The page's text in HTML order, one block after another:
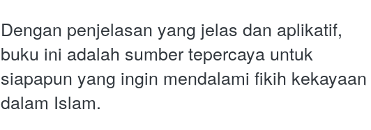
Dengan penjelasan yang jelas dan aplikatif,
buku ini adalah sumber tepercaya untuk
siapapun yang ingin mendalami fikih kekayaan
dalam Islam.